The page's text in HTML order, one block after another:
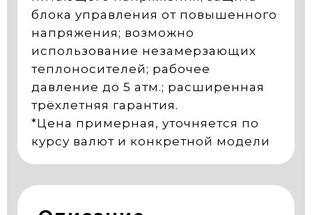
блока управления от повышенного
напряжения; возможно
использование незамерзающих
теплоносителей; рабочее
давление до 5 атм.; расширенная
трёхлетняя гарантия.
*Цена примерная, уточняется по
курсу валют и конкретной модели